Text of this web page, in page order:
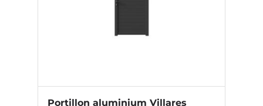
Portillon aluminium Villares